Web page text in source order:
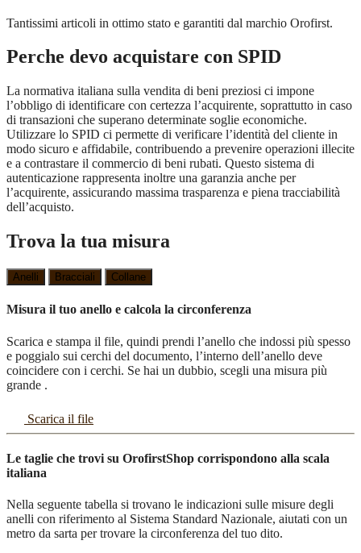
Tantissimi articoli in ottimo stato e garantiti dal marchio Orofirst.
Perche devo acquistare con SPID
La normativa italiana sulla vendita di beni preziosi ci impone
l’obbligo di identificare con certezza l’acquirente, soprattutto in caso
di transazioni che superano determinate soglie economiche.
Utilizzare lo SPID ci permette di verificare l’identità del cliente in
modo sicuro e affidabile, contribuendo a prevenire operazioni illecite
e a contrastare il commercio di beni rubati. Questo sistema di
autenticazione rappresenta inoltre una garanzia anche per
l’acquirente, assicurando massima trasparenza e piena tracciabilità
dell’acquisto.
Trova la tua misura
Anelli Bracciali Collane
Misura il tuo anello e calcola la circonferenza
Scarica e stampa il file, quindi prendi l’anello che indossi più spesso
e poggialo sui cerchi del documento, l’interno dell’anello deve
coincidere con i cerchi. Se hai un dubbio, scegli una misura più
grande .
Scarica il file
Le taglie che trovi su OrofirstShop corrispondono alla scala
italiana
Nella seguente tabella si trovano le indicazioni sulle misure degli
anelli con riferimento al Sistema Standard Nazionale, aiutati con un
metro da sarta per trovare la circonferenza del tuo dito.